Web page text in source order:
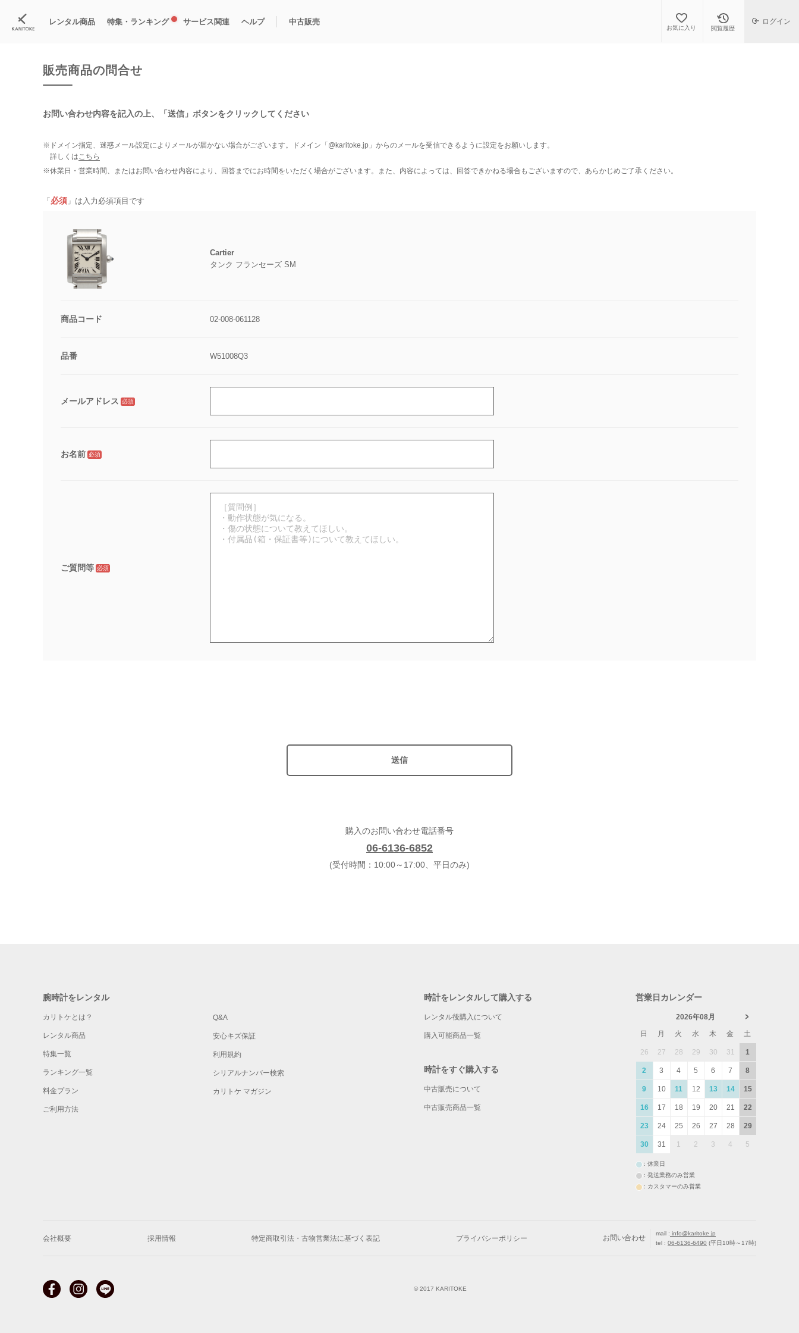
レンタル商品 特集・ランキング サービス関連 ヘルプ 中古販売
お気に入り 閲覧履歴
ログイン
販売商品の問合せ
お問い合わせ内容を記入の上、 「送信」ボタンをクリックしてください
※ドメイン指定、迷惑メール設定によりメールが届かない場合がございます。
ドメイン「@karitoke.jp」からのメールを受信できるように設定をお願いします。
詳しくはこちら
※休業日・営業時間、またはお問い合わせ内容により、回答までにお時間をいただく場合がございます。
また、内容によっては、回答できかねる場合もございますので、あらかじめご了承ください。
「 必須 」は入力必須項目です
Cartier
タンク フランセーズ SM
商品コード 02-008-061128
品番 W51008Q3
メールアドレス 必須
お名前 必須
ご質問等 必須
購入のお問い合わせ電話番号
06-6136-6852
(受付時間：10:00～17:00、平日のみ)
腕時計をレンタル
カリトケとは？
レンタル商品
特集一覧
ランキング一覧
料金プラン
ご利用方法
Q&A
安心キズ保証
利用規約
シリアルナンバー検索
カリトケ マガジン
時計をレンタルして購入する
レンタル後購入について
購入可能商品一覧
時計をすぐ購入する
中古販売について
中古販売商品一覧
営業日カレンダー
2026年08月
日
月 火 水 木 金 土
26 27 28 29 30 31 1
2 3 4 5 6 7 8
9 10 11 12 13 14 15
16 17 18 19 20 21 22
23 24 25 26 27 28 29
30 31 1 2 3 4 5
：休業日
：発送業務のみ営業
：カスタマーのみ営業
会社概要 採用情報 特定商取引法・古物営業法に基づく表記 プライバシーポリシー お問い合わせ
mail : info@karitoke.jp
tel : 06-6136-6490 (平日10時～17時)
© 2017 KARITOKE